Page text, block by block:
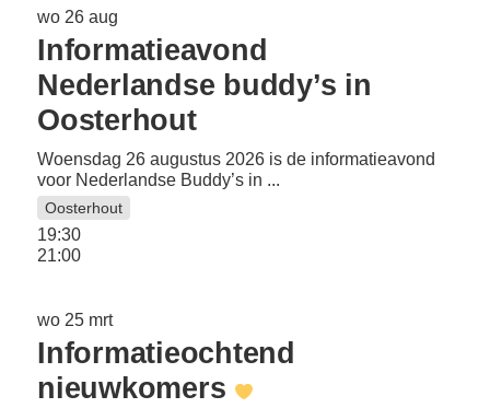
wo 26 aug
Informatieavond
Nederlandse buddy’s in
Oosterhout
Woensdag 26 augustus 2026 is de informatieavond
voor Nederlandse Buddy’s in ...
Oosterhout
19:30
21:00
wo 25 mrt
Informatieochtend
nieuwkomers